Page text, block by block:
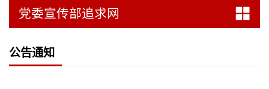
党委宣传部追求网
公告通知